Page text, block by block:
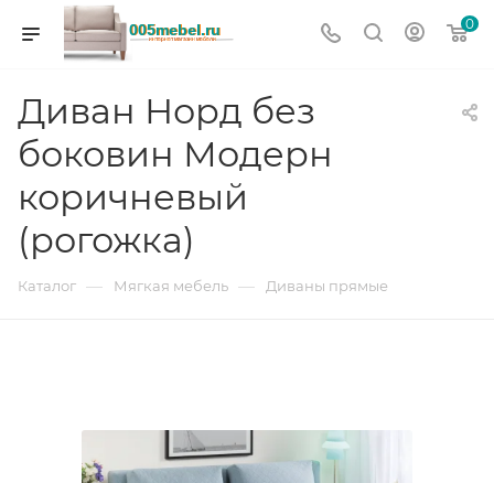
0
Диван Норд без
боковин Модерн
коричневый
(рогожка)
Каталог — Мягкая мебель — Диваны прямые